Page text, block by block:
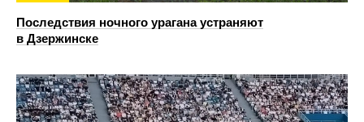
Последствия ночного урагана устраняют
в Дзержинске